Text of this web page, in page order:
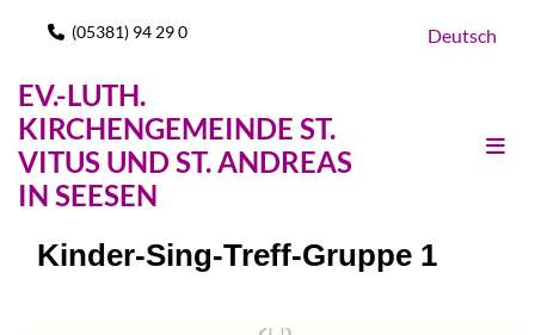
 (05381) 94 29 0 Deutsch
EV.-LUTH.
KIRCHENGEMEINDE ST.
VITUS UND ST. ANDREAS
IN SEESEN
Kinder-Sing-Treff-Gruppe 1